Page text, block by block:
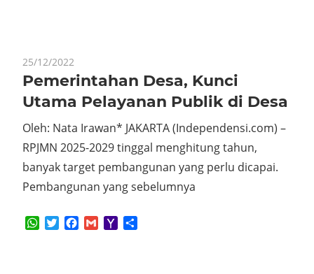
25/12/2022
Pemerintahan Desa, Kunci
Utama Pelayanan Publik di Desa
Oleh: Nata Irawan* JAKARTA (Independensi.com) –
RPJMN 2025-2029 tinggal menghitung tahun,
banyak target pembangunan yang perlu dicapai.
Pembangunan yang sebelumnya
WhatsApp
TwitterFacebook
GmailYahoo